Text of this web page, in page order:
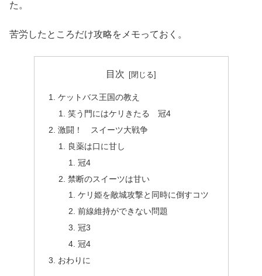
た。
苦労したところだけ攻略をメモっておく。
目次
ケットバス王国の教え
笑う門にはケリきたる 冠4
激闘！ スイーツ大戦争
良薬は口に甘し
冠4
禁断のスイーツは甘い
ケリ姫を敵城攻撃と同時に倒すコツ
前線維持ができない問題
冠3
冠4
おわりに